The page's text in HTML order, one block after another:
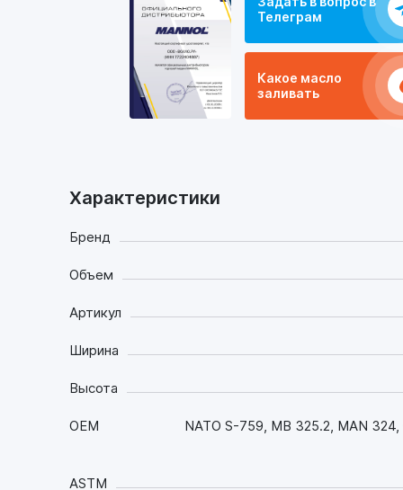
Телеграм
Какое масло
заливать
Характеристики
Бренд
Объем
Артикул
Ширина
Высота
OEM
NATO S-759, MB 325.2, MAN 324,
ASTM